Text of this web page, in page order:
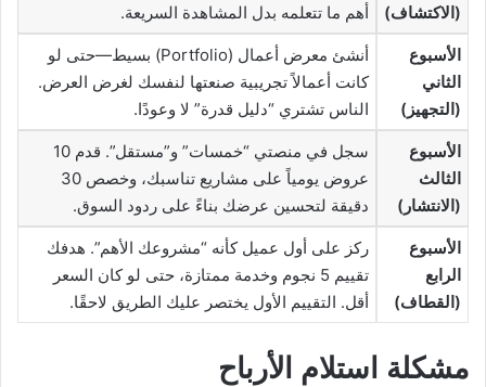
(الاكتشاف)
أهم ما تتعلمه بدل المشاهدة السريعة.
الأسبوع
الثاني
(التجهيز)
أنشئ معرض أعمال (Portfolio) بسيط—حتى لو
كانت أعمالاً تجريبية صنعتها لنفسك لغرض العرض.
الناس تشتري “دليل قدرة” لا وعودًا.
الأسبوع
الثالث
(الانتشار)
سجل في منصتي “خمسات” و”مستقل”. قدم 10
عروض يومياً على مشاريع تناسبك، وخصص 30
دقيقة لتحسين عرضك بناءً على ردود السوق.
الأسبوع
الرابع
(القطاف)
ركز على أول عميل كأنه “مشروعك الأهم”. هدفك
تقييم 5 نجوم وخدمة ممتازة، حتى لو كان السعر
أقل. التقييم الأول يختصر عليك الطريق لاحقًا.
مشكلة استلام الأرباح